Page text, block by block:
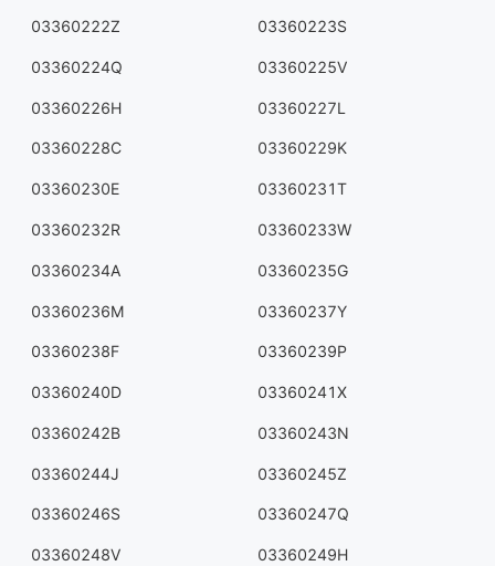
03360222Z 03360223S
03360224Q 03360225V
03360226H 03360227L
03360228C 03360229K
03360230E 03360231T
03360232R 03360233W
03360234A 03360235G
03360236M 03360237Y
03360238F 03360239P
03360240D 03360241X
03360242B 03360243N
03360244J 03360245Z
03360246S 03360247Q
03360248V 03360249H